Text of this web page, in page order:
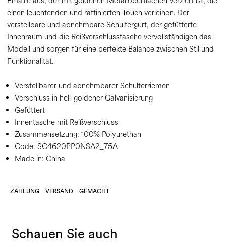
einen leuchtenden und raffinierten Touch verleihen. Der
verstellbare und abnehmbare Schultergurt, der gefütterte
Innenraum und die Reißverschlusstasche vervollständigen das
Modell und sorgen für eine perfekte Balance zwischen Stil und
Funktionalität.
Verstellbarer und abnehmbarer Schulterriemen
Verschluss in hell-goldener Galvanisierung
Gefüttert
Innentasche mit Reißverschluss
Zusammensetzung: 100% Polyurethan
Code: SC4620PP0NSA2_75A
Made in: China
ZAHLUNG VERSAND GEMACHT
Schauen Sie auch